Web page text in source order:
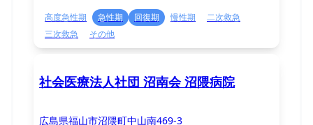
高度急性期 急性期 回復期 慢性期
二次救急
三次救急
その他
社会医療法人社団 沼南会 沼隈病院
広島県福山市沼隈町中山南469-3